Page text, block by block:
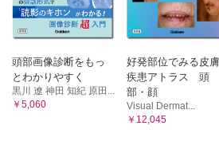
頭部画像診断をもっ
とわかりやすく
黒川 遼 神田 知紀 原田...
￥5,060
好発部位でみる皮膚
疾患アトラス 頭
部・顔
Visual Dermat...
￥12,045